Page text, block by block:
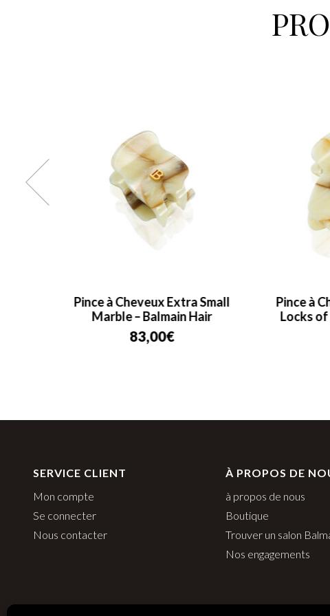
Pince à Cheveux Extra Small
Marble – Balmain Hair
83,00€
Pince à
Locks of
SERVICE CLIENT
Mon compte
Se connecter
Nous contacter
À PROPOS DE
à propos de nous
Boutique
Trouver un salon
Nos engagements